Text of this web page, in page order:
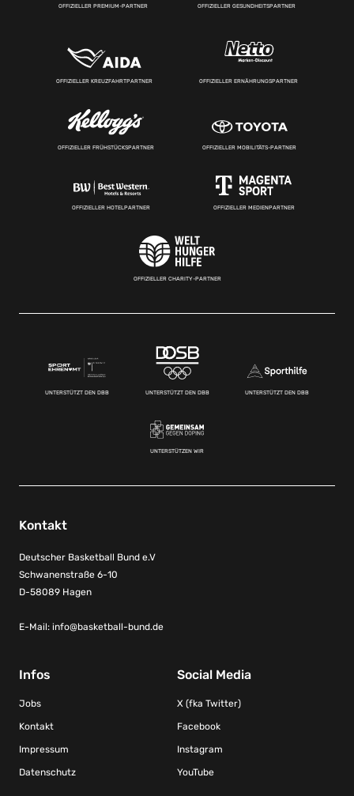
OFFIZIELLER PREMIUM-PARTNER OFFIZIELLER GESUNDHEITSPARTNER
OFFIZIELLER KREUZFAHRTPARTNER OFFIZIELLER ERNÄHRUNGSPARTNER
OFFIZIELLER FRÜHSTÜCKSPARTNER OFFIZIELLER MOBILITÄTS-PARTNER
OFFIZIELLER HOTELPARTNER OFFIZIELLER MEDIENPARTNER
OFFIZIELLER CHARITY-PARTNER
UNTERSTÜTZT DEN DBB UNTERSTÜTZT DEN DBB UNTERSTÜTZT DEN DBB
UNTERSTÜTZEN WIR
Kontakt
Deutscher Basketball Bund e.V
Schwanenstraße 6-10
D-58089 Hagen
E-Mail: info@basketball-bund.de
Infos
Jobs
Kontakt
Impressum
Datenschutz
Social Media
X (fka Twitter)
Facebook
Instagram
YouTube